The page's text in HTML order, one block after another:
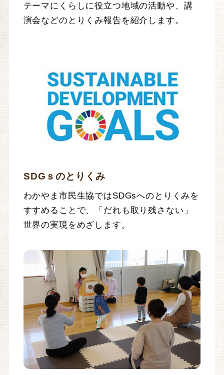
テーマにくらしに役立つ地域の活動や、講
演会などのとりくみ報告を紹介します。
SDGｓのとりくみ
わかやま市民生協ではSDGsへのとりくみを
すすめることで、「だれも取り残さない」
世界の実現をめざします。